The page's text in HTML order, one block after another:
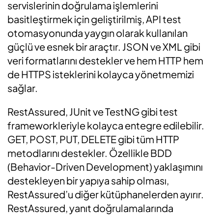
servislerinin doğrulama işlemlerini
basitleştirmek için geliştirilmiş, API test
otomasyonunda yaygın olarak kullanılan
güçlü ve esnek bir araçtır. JSON ve XML gibi
veri formatlarını destekler ve hem HTTP hem
de HTTPS isteklerini kolayca yönetmemizi
sağlar.
RestAssured, JUnit ve TestNG gibi test
frameworkleriyle kolayca entegre edilebilir.
GET, POST, PUT, DELETE gibi tüm HTTP
metodlarını destekler. Özellikle BDD
(Behavior-Driven Development) yaklaşımını
destekleyen bir yapıya sahip olması,
RestAssured’u diğer kütüphanelerden ayırır.
RestAssured,yanıt doğrulamalarında